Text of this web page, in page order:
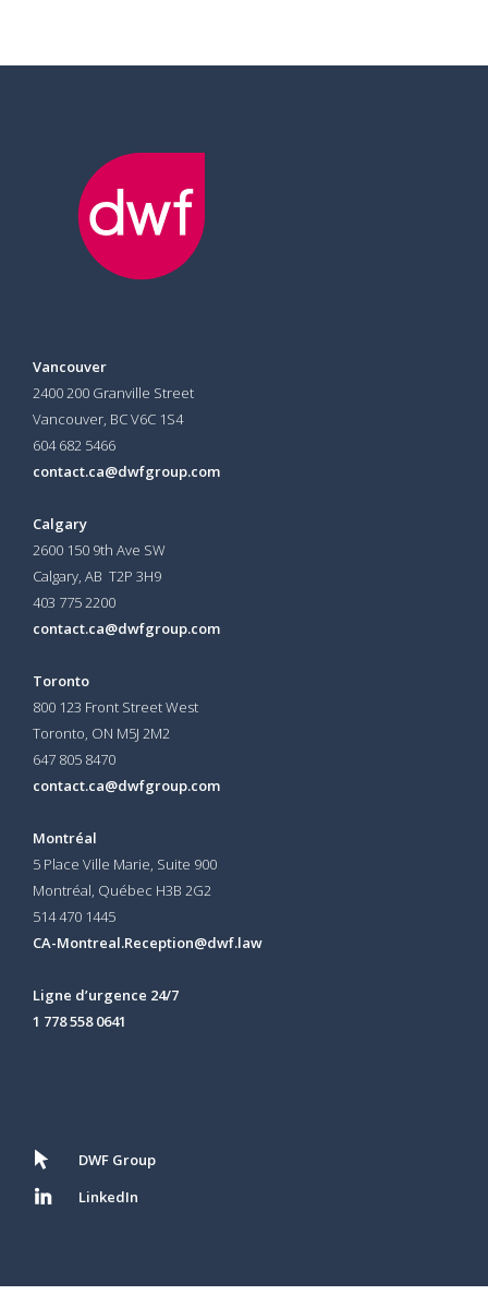
Vancouver
2400 200 Granville Street
Vancouver, BC V6C 1S4
604 682 5466
contact.ca@dwfgroup.com
Calgary
2600 150 9th Ave SW
Calgary, AB T2P 3H9
403 775 2200
contact.ca@dwfgroup.com
Toronto
800 123 Front Street West
Toronto, ON M5J 2M2
647 805 8470
contact.ca@dwfgroup.com
Montréal
5 Place Ville Marie, Suite 900
Montréal, Québec H3B 2G2
514 470 1445
CA-Montreal.Reception@dwf.law
Ligne d’urgence 24/7
1 778 558 0641
DWF Group
LinkedIn